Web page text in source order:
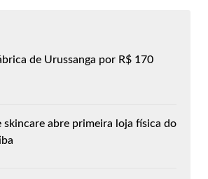
de Urussanga por R$ 170
skincare abre primeira loja física do